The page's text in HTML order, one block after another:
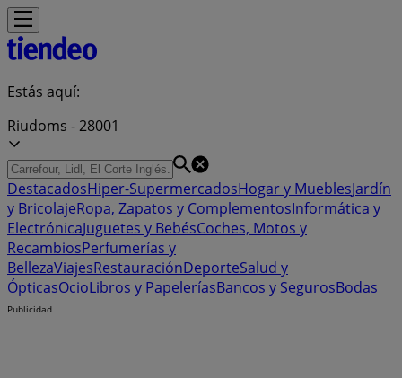
Estás aquí:
Riudoms - 28001
DestacadosHiper-SupermercadosHogar y MueblesJardín
y BricolajeRopa, Zapatos y ComplementosInformática y
ElectrónicaJuguetes y BebésCoches, Motos y
RecambiosPerfumerías y
BellezaViajesRestauraciónDeporteSalud y
ÓpticasOcioLibros y PapeleríasBancos y SegurosBodas
Publicidad